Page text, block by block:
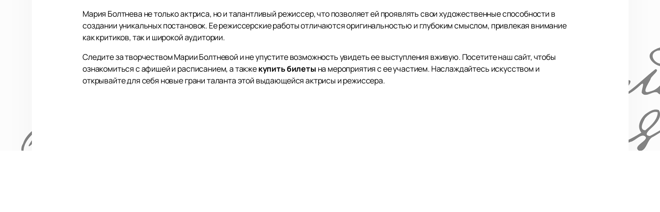
Мария Болтнева не только актриса, но и талантливый режиссер, что позволяет ей проявлять свои художественные способности в
создании уникальных постановок. Ее режиссерские работы отличаются оригинальностью и глубоким смыслом, привлекая внимание
как критиков, так и широкой аудитории.
Следите за творчеством Марии Болтневой и не упустите возможность увидеть ее выступления вживую. Посетите наш сайт, чтобы
ознакомиться с афишей и расписанием, а такжекупить билеты на мероприятия с ее участием. Наслаждайтесь искусством и
открывайте для себя новые грани таланта этой выдающейся актрисы и режиссера.